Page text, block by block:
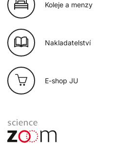
Koleje a menzy
Nakladatelství
E-shop JU